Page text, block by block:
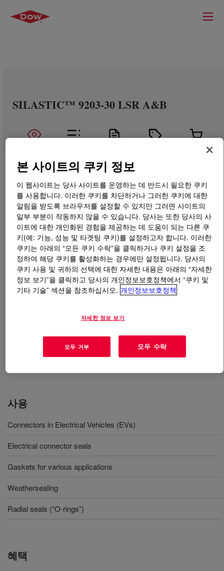
SILASTIC™ 9203-30 LSR A&B
무엇입니까SILASTIC™ 9203-30 LSR A&B?
It is Liquid Silicone Rubber (LSR) for production of the
connectors, connector seals and weatherpack seals by
injection molding. The 2-component material has 3% oil
after curing. No post-curing is needed. The oil-bleeding
LSR portfolio of Dow has low carbon footprint comparing
to industry average performance. It is achieved by
leveraging the corporate decarbonization efforts of
사용
Connectors in Electrical Vehicles (EVs)
Electrical connector seals
Gaskets for various applications
Weathersealing
Radial seals (“O-rings”)
혜택
본 사이트의 쿠키 정보
이 웹사이트는 당사 사이트를 운영하는 데 반드시 필요한 쿠키
를 사용합니다. 이러한 쿠키를 차단하거나 그러한 쿠키에 대한
알림을 받도록 브라우저를 설정할 수 있지만 그러면 사이트의
일부 부분이 작동하지 않을 수 있습니다. 당사는 또한 당사의 사
이트에 대한 개인화된 경험을 제공하는 데 도움이 되는 다른 쿠
키(예: 기능, 성능 및 타겟팅 쿠키)를 설정하고자 합니다. 이러한
쿠키는 아래의 “모든 쿠키 수락”을 클릭하거나 쿠키 설정을 조
정하여 해당 쿠키를 활성화하는 경우에만 설정됩니다. 당사의
쿠키 사용 및 귀하의 선택에 대한 자세한 내용은 아래의 “자세한
정보 보기”을 클릭하고 당사의 개인정보보호정책에서 “쿠키 및
기타 기술” 섹션을 참조하십시오. 개인정보보호정책
자세한 정보 보기
모두 거부 모두 수락